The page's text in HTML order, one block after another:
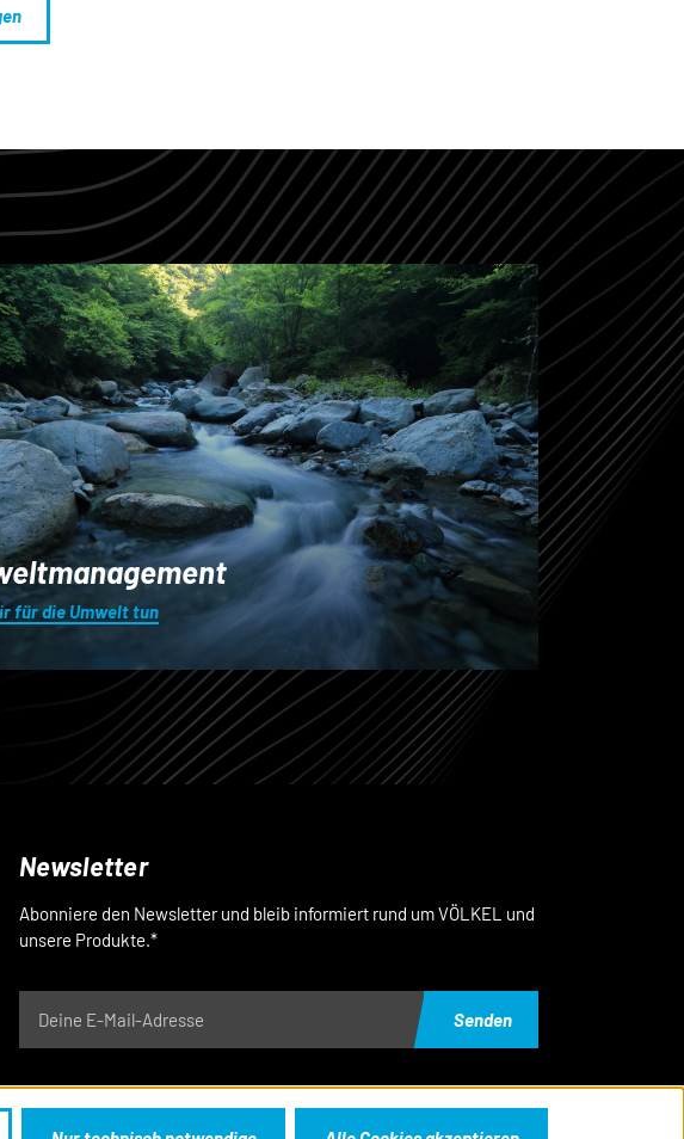
für die Umwelt tun
Newsletter
Abonniere den Newsletter und bleib informiert rund um VÖLKEL und
unsere Produkte.*
Senden
*Ein Bestätigungslink kommt per E-Mail. Du kannst den Newsletter jederzeit kostenlos abbestellen.